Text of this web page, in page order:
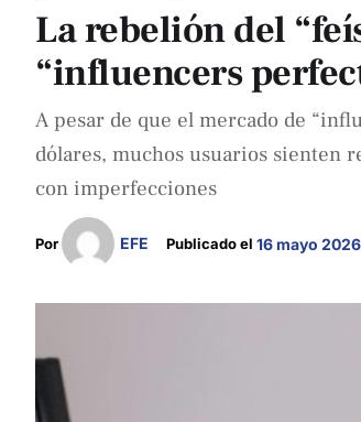
La rebelión del
“influencers
A pesar de que el mercado de
dólares, muchos usuarios sienten
con imperfecciones
Por EFE Publicado el 16 mayo